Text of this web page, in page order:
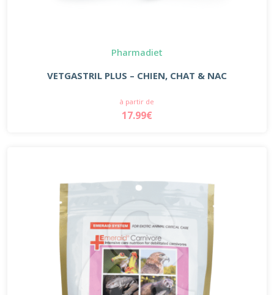
Pharmadiet
VETGASTRIL PLUS – CHIEN, CHAT & NAC
à partir de
17.99€